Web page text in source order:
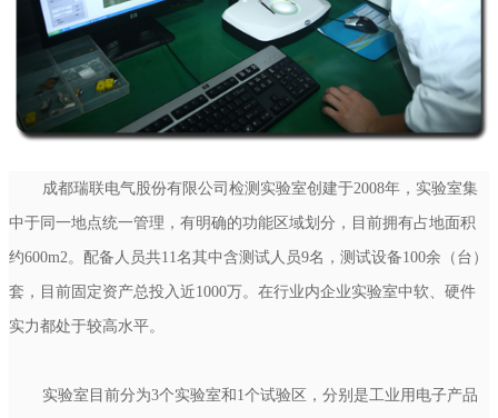
成都瑞联电气股份有限公司检测实验室创建于2008年，实验室集
中于同一地点统一管理，有明确的功能区域划分，目前拥有占地面积
约600m2。配备人员共11名其中含测试人员9名，测试设备100余（台）
套，目前固定资产总投入近1000万。在行业内企业实验室中软、硬件
实力都处于较高水平。
实验室目前分为3个实验室和1个试验区，分别是工业用电子产品